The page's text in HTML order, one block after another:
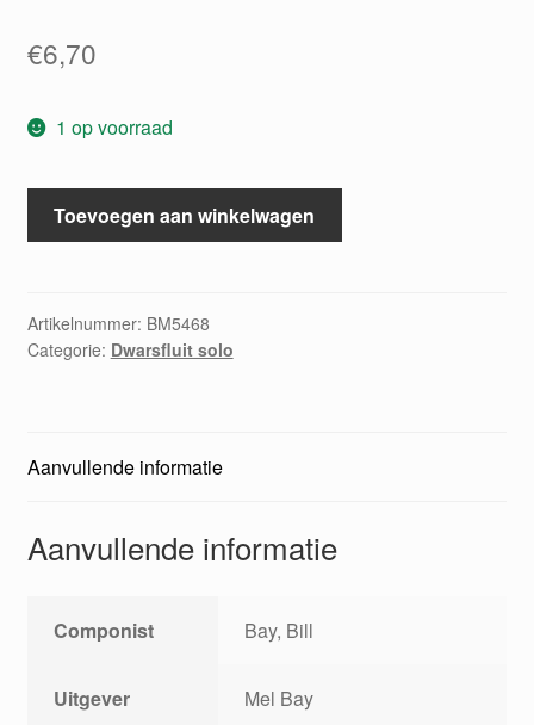
€6,70
1 op voorraad
Mel
Bay's
studies
aantal
Toevoegen aan winkelwagen
Artikelnummer: BM5468
Categorie: Dwarsfluit solo
Aanvullende informatie
Aanvullende informatie
Componist Bay, Bill
Uitgever Mel Bay